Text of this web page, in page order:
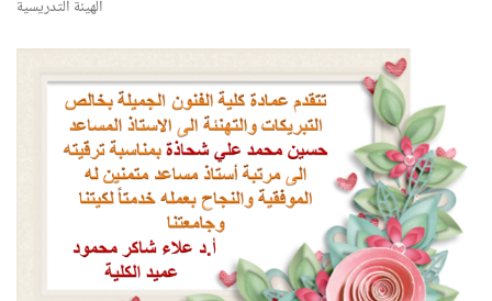
الهيئة التدريسية